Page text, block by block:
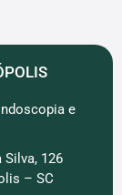
e
Silva, 126
– SC